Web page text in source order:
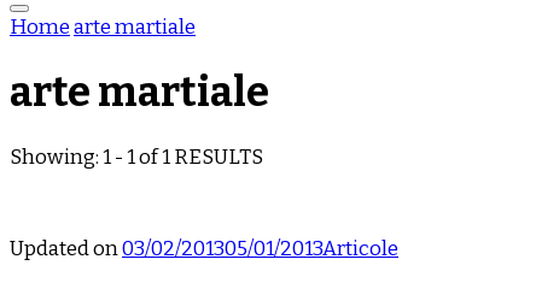
Homearte martiale
arte martiale
Showing: 1 - 1 of 1 RESULTS
Updated on03/02/201305/01/2013Articole